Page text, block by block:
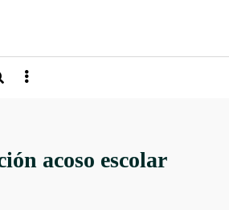
acoso escolar